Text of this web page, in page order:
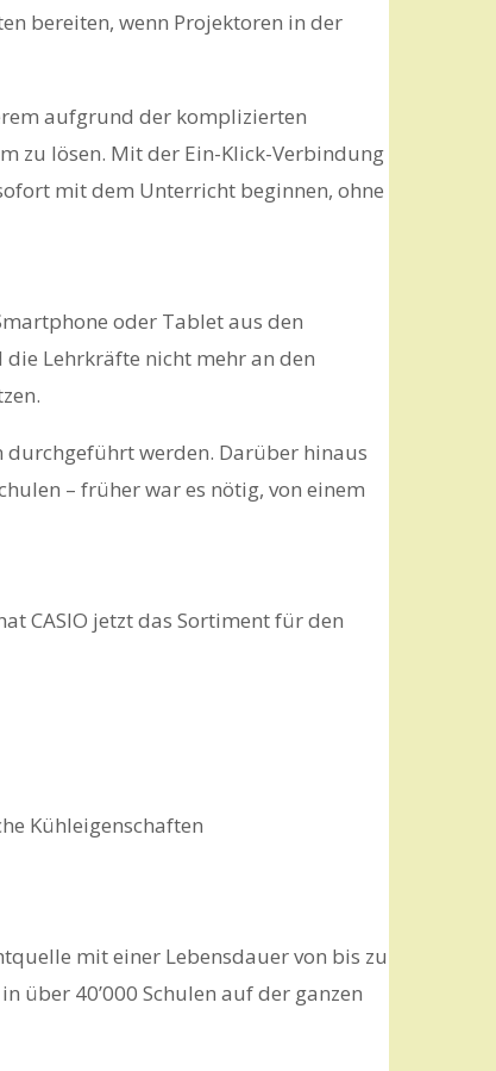
bereiten, wenn Projektoren in der
aufgrund der komplizierten
zu lösen. Mit der Ein-Klick-Verbindung
mit dem Unterricht beginnen, ohne
oder Tablet aus den
Lehrkräfte nicht mehr an den
durchgeführt werden. Darüber hinaus
– früher war es nötig, von einem
CASIO jetzt das Sortiment für den
Kühleigenschaften
mit einer Lebensdauer von bis zu
über 40’000 Schulen auf der ganzen